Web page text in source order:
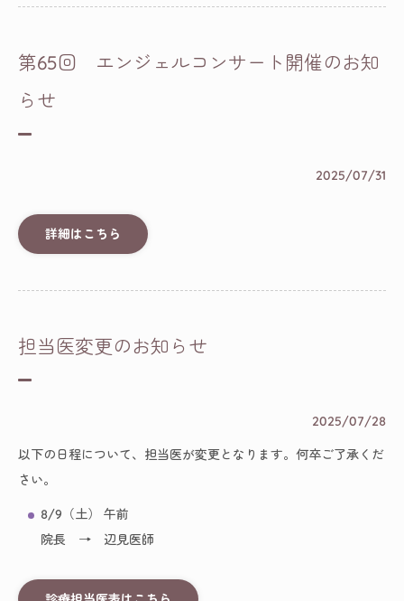
第65回 エンジェルコンサート開催のお知
らせ
2025/07/31
詳細はこちら
担当医変更のお知らせ
2025/07/28
以下の日程について、担当医が変更となります。何卒ご了承くだ
さい。
8/9（土） 午前
院長 → 辺見医師